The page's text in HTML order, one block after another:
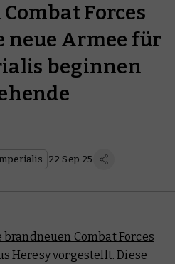
Forces
neue Armee für
beginnen
22 Sep 25
brandneuen Combat Forces
Heresyvorgestellt. Diese